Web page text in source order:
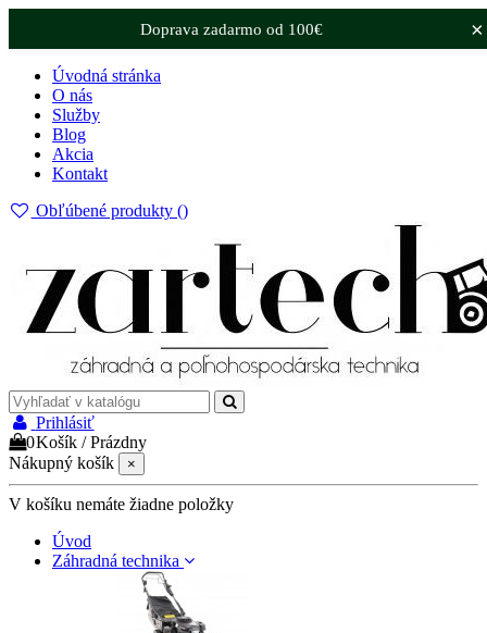
×
Doprava zadarmo od 100€
Úvodná stránka
O nás
Služby
Blog
Akcia
Kontakt
Obľúbené produkty ()
Prihlásiť
0Košík /Prázdny
Nákupný košík
×
V košíku nemáte žiadne položky
Úvod
Záhradná technika